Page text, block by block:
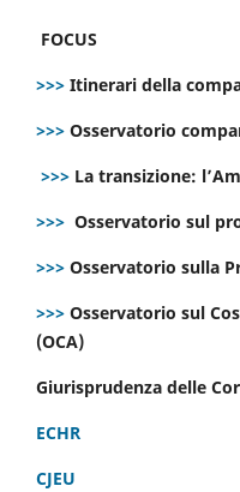
FOCUS
>>> Itinerari della
>>> Osservatorio
>>> La transizione:
>>> Osservatorio sul
>>> Osservatorio sulla
>>> Osservatorio sul
(OCA)
Giurisprudenza delle
ECHR
CJEU